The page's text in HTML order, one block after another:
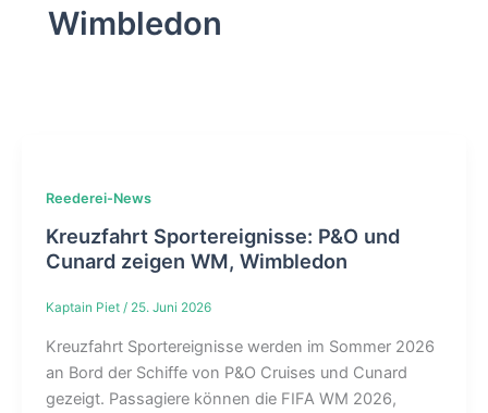
Wimbledon
Reederei-News
Kreuzfahrt Sportereignisse: P&O und
Cunard zeigen WM, Wimbledon
Kaptain Piet / 25. Juni 2026
Kreuzfahrt Sportereignisse werden im Sommer 2026
an Bord der Schiffe von P&O Cruises und Cunard
gezeigt. Passagiere können die FIFA WM 2026,